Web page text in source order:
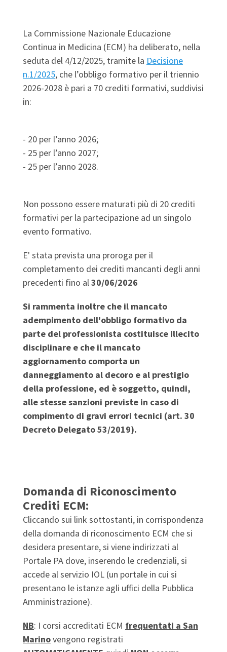
La Commissione Nazionale Educazione
Continua in Medicina (ECM) ha deliberato, nella
seduta del 4/12/2025, tramite la Decisione
n.1/2025, che l’obbligo formativo per il triennio
2026-2028 è pari a 70 crediti formativi, suddivisi
in:
- 20 per l’anno 2026;
- 25 per l’anno 2027;
- 25 per l’anno 2028.
Non possono essere maturati più di 20 crediti
formativi per la partecipazione ad un singolo
evento formativo.
E' stata prevista una proroga per il
completamento dei crediti mancanti degli anni
precedenti fino al30/06/2026
Si rammenta inoltre che il mancato
adempimento dell'obbligo formativo da
parte del professionista costituisce illecito
disciplinare e che il mancato
aggiornamento comporta un
danneggiamento al decoro e al prestigio
della professione, ed è soggetto, quindi,
alle stesse sanzioni previste in caso di
compimento di gravi errori tecnici (art. 30
Decreto Delegato 53/2019).
Domanda di Riconoscimento
Crediti ECM:
Cliccando sui link sottostanti, in corrispondenza
della domanda di riconoscimento ECM che si
desidera presentare, si viene indirizzati al
Portale PA dove, inserendo le credenziali, si
accede al servizio IOL (un portale in cui si
presentano le istanze agli uffici della Pubblica
Amministrazione).
NB: I corsi accreditati ECM frequentati a San
Marinovengono registrati